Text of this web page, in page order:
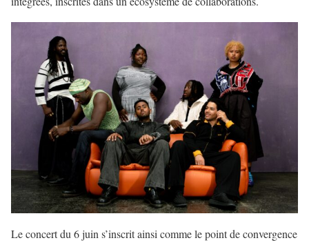
Le concert du 6 juin s’inscrit ainsi comme le point de convergence